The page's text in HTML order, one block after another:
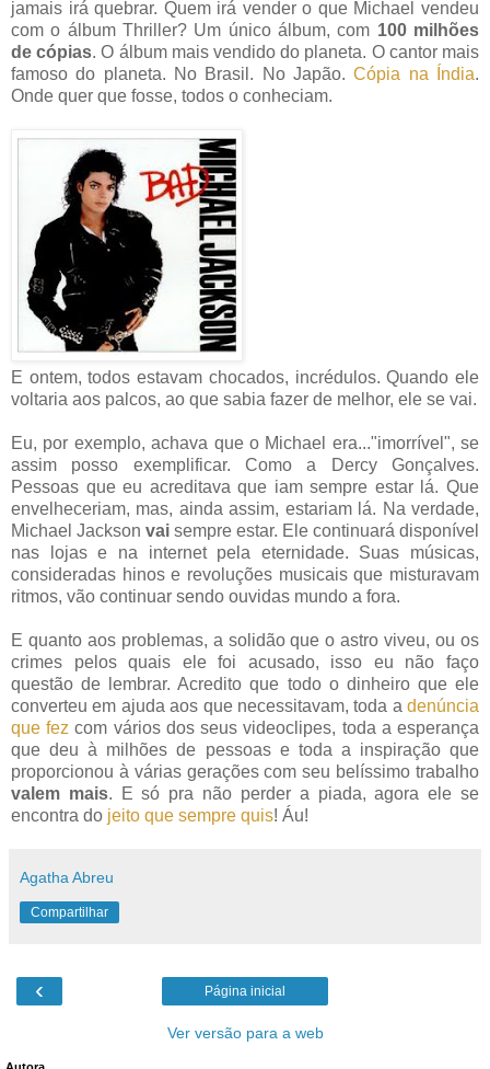
jamais irá quebrar. Quem irá vender o que Michael vendeu
com o álbum Thriller? Um único álbum, com 100 milhões
de cópias. O álbum mais vendido do planeta. O cantor mais
famoso do planeta. No Brasil. No Japão.Cópia na Índia.
Onde quer que fosse, todos o conheciam.
E ontem, todos estavam chocados, incrédulos. Quando ele
voltaria aos palcos, ao que sabia fazer de melhor, ele se vai.
Eu, por exemplo, achava que o Michael era..."imorrível", se
assim posso exemplificar. Como a Dercy Gonçalves.
Pessoas que eu acreditava que iam sempre estar lá. Que
envelheceriam, mas, ainda assim, estariam lá. Na verdade,
Michael Jackson vai sempre estar. Ele continuará disponível
nas lojas e na internet pela eternidade. Suas músicas,
consideradas hinos e revoluções musicais que misturavam
ritmos, vão continuar sendo ouvidas mundo a fora.
E quanto aos problemas, a solidão que o astro viveu, ou os
crimes pelos quais ele foi acusado, isso eu não faço
questão de lembrar. Acredito que todo o dinheiro que ele
converteu em ajuda aos que necessitavam, toda a denúncia
que fez com vários dos seus videoclipes, toda a esperança
que deu à milhões de pessoas e toda a inspiração que
proporcionou à várias gerações com seu belíssimo trabalho
valem mais. E só pra não perder a piada, agora ele se
encontra do jeito que sempre quis! Áu!
Agatha Abreu
Compartilhar
‹ Página inicial
Ver versão para a web